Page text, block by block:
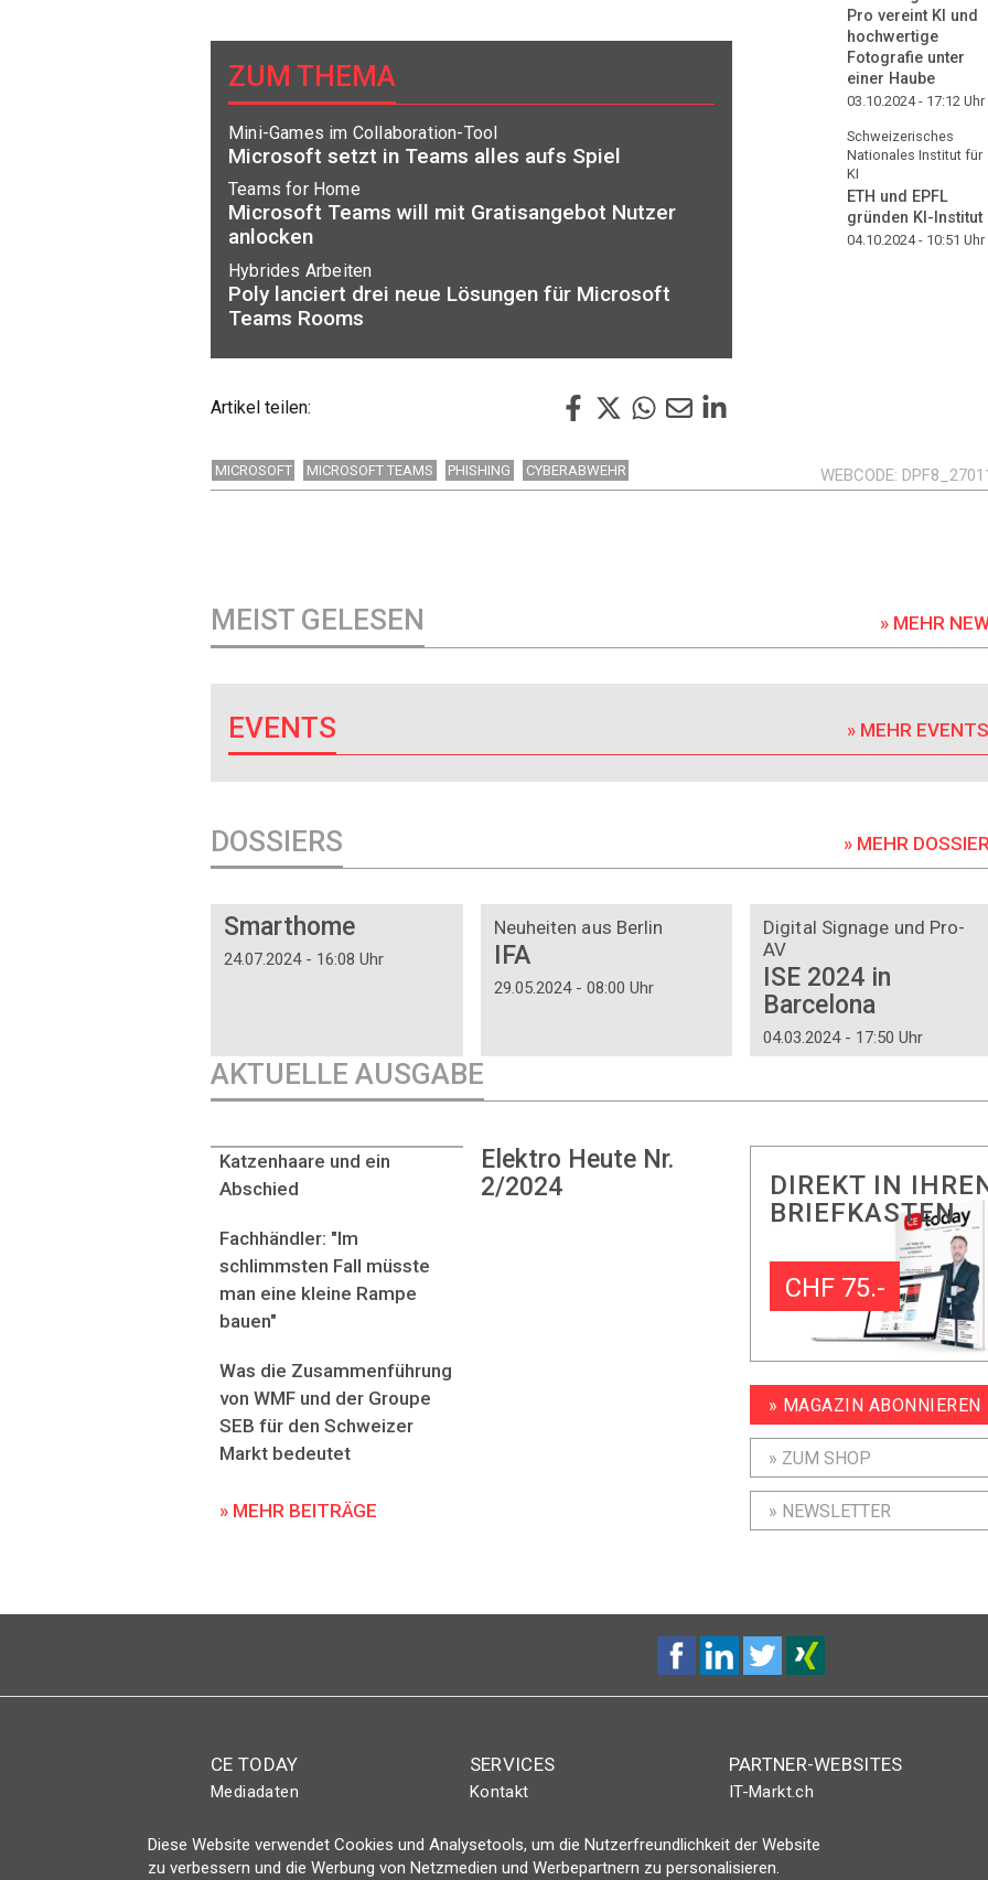
ZUM THEMA
Mini-Games im Collaboration-Tool
Microsoft setzt in Teams alles aufs Spiel
Teams for Home
Microsoft Teams will mit Gratisangebot Nutzer
anlocken
Hybrides Arbeiten
Poly lanciert drei neue Lösungen für Microsoft
Teams Rooms
Artikel teilen:
Pro vereint KI und
hochwertige
Fotografie unter
einer Haube
03.10.2024 - 17:12 Uhr
Schweizerisches
Nationales Institut für
KI
ETH und EPFL
gründen KI-Institut
04.10.2024 - 10:51 Uhr
MICROSOFT MICROSOFT TEAMS PHISHING CYBERABWEHR WEBCODE
MEIST GELESEN » MEHR
EVENTS » MEHR EVENTS
DOSSIERS » MEHR
Smarthome
24.07.2024 - 16:08 Uhr
Neuheiten aus Berlin
IFA
29.05.2024 - 08:00 Uhr
Digital Signage und Pro-
AV
ISE 2024 in
Barcelona
04.03.2024 - 17:50 Uhr
AKTUELLE AUSGABE
Elektro Heute Nr.
2/2024
Katzenhaare und ein
Abschied
Fachhändler: "Im
schlimmsten Fall müsste
man eine kleine Rampe
bauen"
Was die Zusammenführung
von WMF und der Groupe
SEB für den Schweizer
Markt bedeutet
» MEHR BEITRÄGE
DIREKT IN
BRIEFKASTEN
CHF 75.-
» MAGAZIN ABONNIEREN
» ZUM SHOP
» NEWSLETTER
CE TODAY
Mediadaten
Magazin
SERVICES
Kontakt
Login
PARTNER-WEBSITES
IT-Markt.ch
ICTjournal
Diese Website verwendet Cookies und Analysetools, um die Nutzerfreundlichkeit der Website
zu verbessern und die Werbung von Netzmedien und Werbepartnern zu personalisieren.